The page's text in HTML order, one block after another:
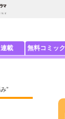
連載 無料コミック
”